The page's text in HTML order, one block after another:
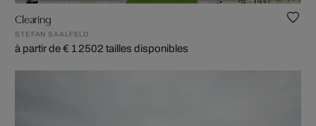
Clearing
STEFAN SAALFELD
à partir de € 1 2502 tailles disponibles